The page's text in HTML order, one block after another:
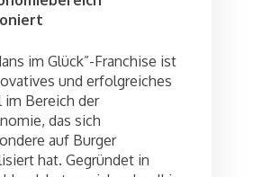
im Glück”-Franchise ist
und erfolgreiches
im Bereich der
das sich
auf Burger
hat. Gegründet in